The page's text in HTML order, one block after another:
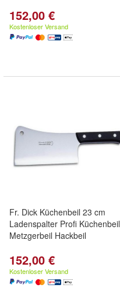
152,00 €
Kostenloser Versand
Fr. Dick Küchenbeil 23 cm
Ladenspalter Profi Küchenbeil
Metzgerbeil Hackbeil
152,00 €
Kostenloser Versand